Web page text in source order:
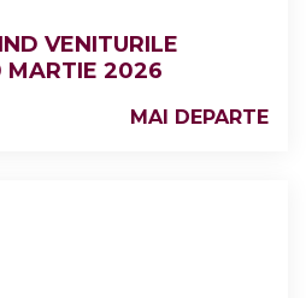
VENITURILE
MARTIE 2026
MAI DEPARTE